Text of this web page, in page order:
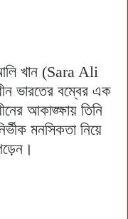
খান (Sara Ali
ভারতের বম্বের এক
আকাঙ্ক্ষায় তিনি
মনসিকতা নিয়ে